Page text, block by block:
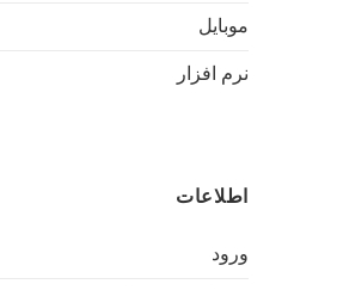
موبایل
نرم افزار
اطلاعات
ورود